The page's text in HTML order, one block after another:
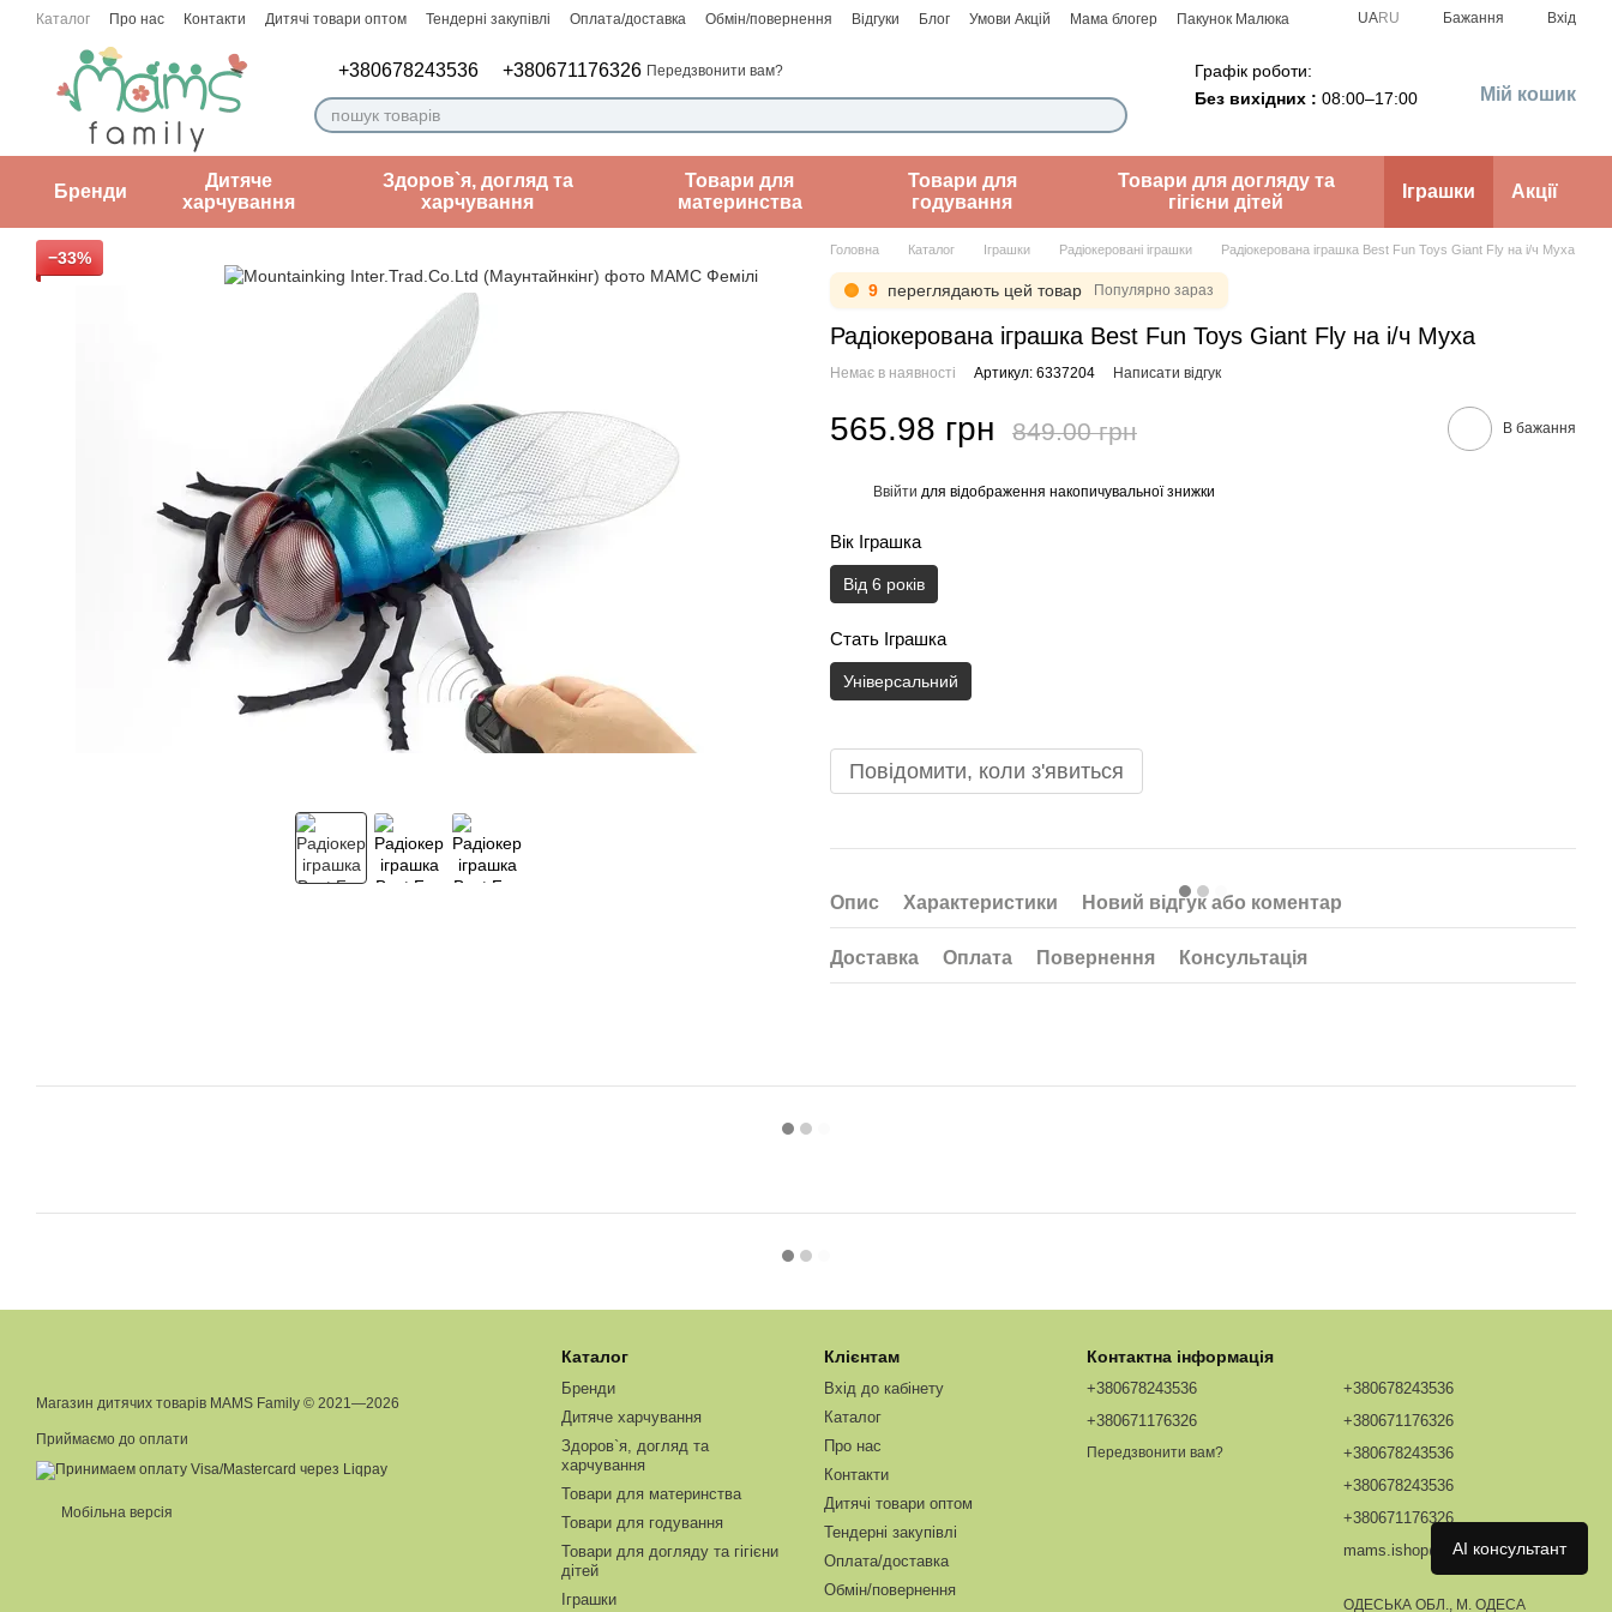
Перейти до основного контенту
Каталог Про нас Контакти Дитячі товари оптом Тендерні закупівлі Оплата/доставка Обмін/повернення Відгуки Блог Умови Акцій Мама блогер
Пакунок Малюка
UARU Бажання Вхід
+380678243536 +380671176326 Передзвонити вам?
Графік роботи:
Без вихідних : 08:00–17:00 Мій кошик
Бренди
Дитяче
харчування
Здоров`я, догляд та
харчування
Товари для
материнства
Товари для
годування
Товари для догляду та
гігієни дітей
Іграшки Акції
−33% Головна Каталог Іграшки Радіокеровані іграшки Радіокерована іграшка Best Fun Toys Giant Fly на і/ч Муха
9 переглядають цей товар Популярно зараз
Радіокерована іграшка Best Fun Toys Giant Fly на і/ч Муха
Немає в наявності Артикул: 6337204 Написати відгук
565.98 грн 849.00 грн В бажання
Ввійти для відображення накопичувальної знижки
Вік Іграшка
Від 6 років
Стать Іграшка
Універсальний
Повідомити, коли з'явиться
Опис Характеристики Новий відгук або коментар
Доставка Оплата Повернення Консультація
Магазин дитячих товарів MAMS Family © 2021—2026
Приймаємо до оплати
Мобільна версія
Каталог
Бренди
Дитяче харчування
Здоров`я, догляд та
харчування
Товари для материнства
Товари для годування
Товари для догляду та гігієни
дітей
Іграшки
Клієнтам
Вхід до кабінету
Каталог
Про нас
Контакти
Дитячі товари оптом
Тендерні закупівлі
Оплата/доставка
Обмін/повернення
Контактна інформація
+380678243536
+380671176326
Передзвонити вам?
+380678243536
+380671176326
+380678243536
+380678243536
+380671176326
mams.ishop@redhead.ua
ОДЕСЬКА ОБЛ., М. ОДЕСА
AI консультант